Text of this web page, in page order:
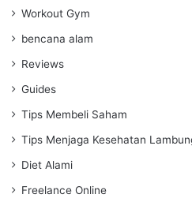
Workout Gym
bencana alam
Reviews
Guides
Tips Membeli Saham
Tips Menjaga Kesehatan
Diet Alami
Freelance Online